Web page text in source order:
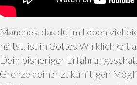
Manches, das du im Leben
hältst, ist in Gottes Wirklichkeit
Dein bisheriger
Grenze deiner zukünftigen